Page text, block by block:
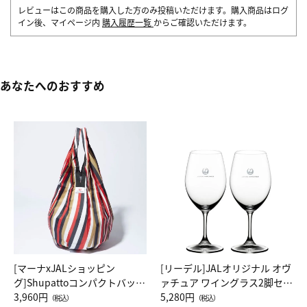
レビューはこの商品を購入した方のみ投稿いただけます。購入商品はログ
イン後、マイページ内 購入履歴一覧 からご確認いただけます。
あなたへのおすすめ
[マーナxJALショッピン
グ]Shupattoコンパクトバッグ
Drop JAL客室乗務員（LC）ス
3,960円 （税込）
[リーデル]JALオリジナル オヴ
ァチュア ワイングラス2脚セッ
ト（レッドワイン）
5,280円 （税込）